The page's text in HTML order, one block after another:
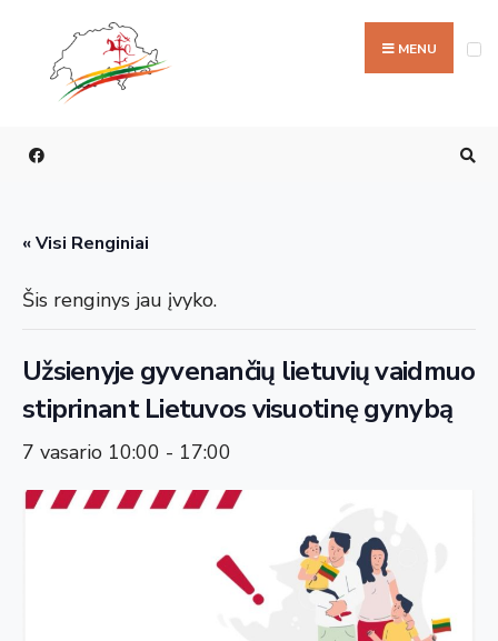
content
MENU
« Visi Renginiai
Šis renginys jau įvyko.
Užsienyje gyvenančių lietuvių vaidmuo
stiprinant Lietuvos visuotinę gynybą
7 vasario 10:00 - 17:00